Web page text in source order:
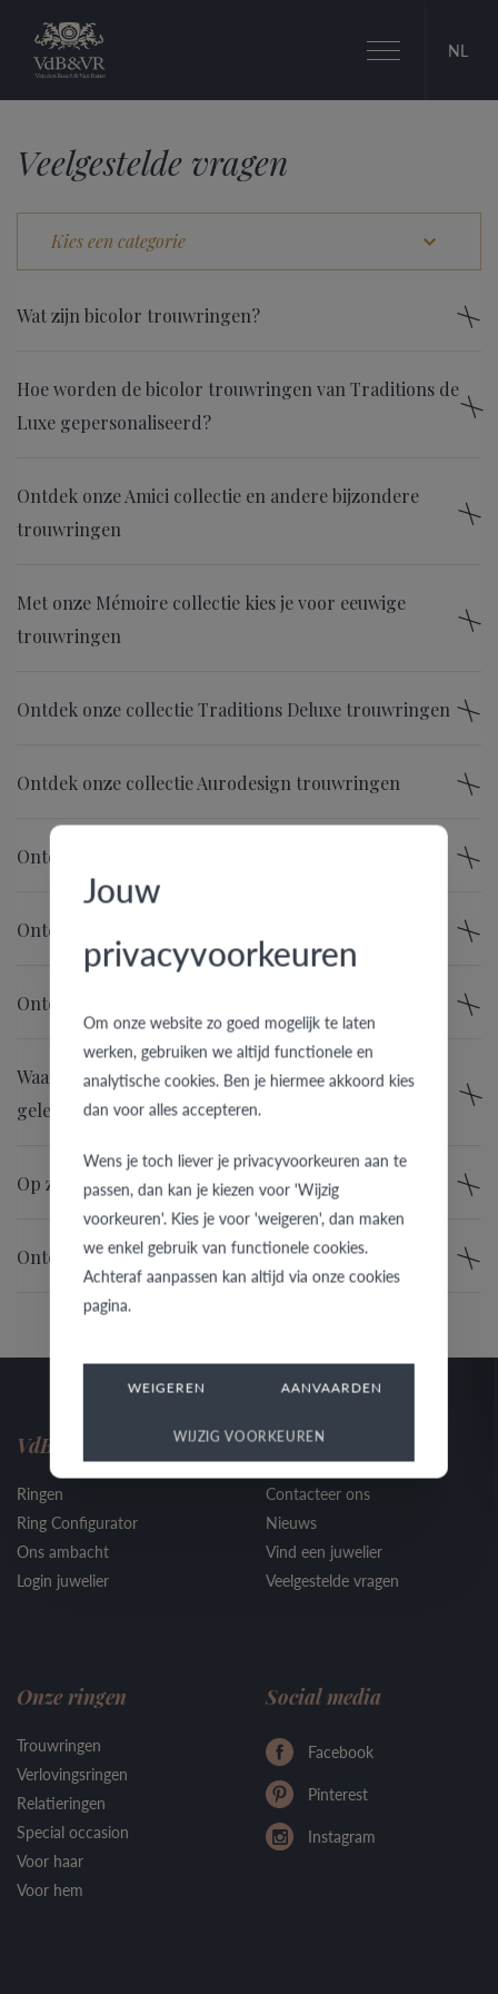
NL
Toggle
navigation
Veelgestelde vragen
Wat zijn bicolor trouwringen?
Hoe worden de bicolor trouwringen van Traditions de
Luxe gepersonaliseerd?
Ontdek onze Amici collectie en andere bijzondere
trouwringen
Met onze Mémoire collectie kies je voor eeuwige
trouwringen
Ontdek onze collectie Traditions Deluxe trouwringen
Ontdek onze collectie Aurodesign trouwringen
Ontdek onze collectie Tessina trouwringen
Ontdek onze collectie f’OrU trouwringen
Ontdek onze collectie Pre Wedding trouwringen
Waarom Mémoire alliance ringen voor bijzondere
gelegenheden?
Op zoek naar een mooie alliance ring?
Ontdek de keuze aan Mémoire alliance ringen
Jouw
privacyvoorkeuren
Om onze website zo goed mogelijk te laten
werken, gebruiken we altijd functionele en
analytische cookies. Ben je hiermee akkoord kies
dan voor alles accepteren.
Wens je toch liever je privacyvoorkeuren aan te
passen, dan kan je kiezen voor 'Wijzig
voorkeuren'. Kies je voor 'weigeren', dan maken
we enkel gebruik van functionele cookies.
Achteraf aanpassen kan altijd via onze cookies
pagina.
WEIGEREN AANVAARDEN
WIJZIG VOORKEUREN
VdB&VR
Ringen
Ring Configurator
Ons ambacht
Login juwelier
Contact
Contacteer ons
Nieuws
Vind een juwelier
Veelgestelde vragen
Onze ringen
Trouwringen
Verlovingsringen
Relatieringen
Special occasion
Voor haar
Voor hem
Social media
Facebook
Pinterest
Instagram